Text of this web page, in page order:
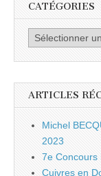
CATÉGORIES
Catégories
ARTICLES
Michel
2023
7e Concours
Cuivres en